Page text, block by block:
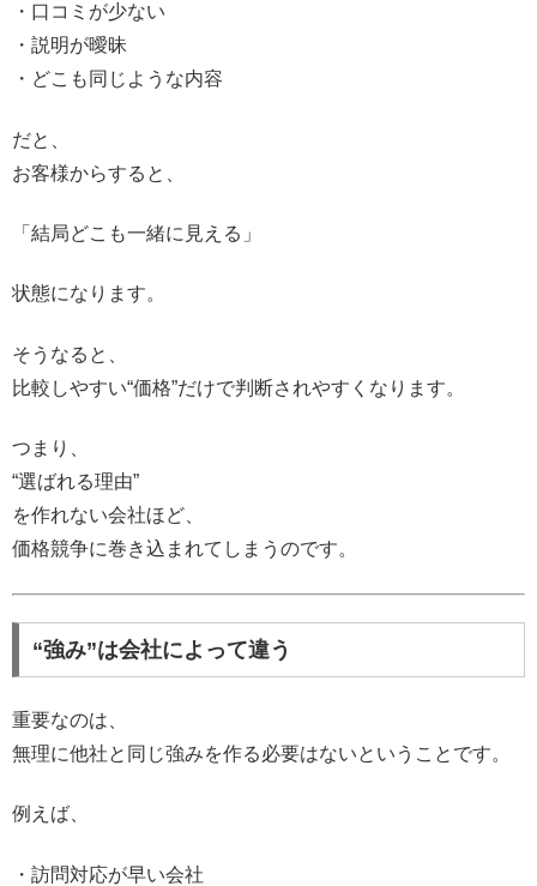
・口コミが少ない
・説明が曖昧
・どこも同じような内容
だと、
お客様からすると、
「結局どこも一緒に見える」
状態になります。
そうなると、
比較しやすい“価格”だけで判断されやすくなります。
つまり、
“選ばれる理由”
を作れない会社ほど、
価格競争に巻き込まれてしまうのです。
“強み”は会社によって違う
重要なのは、
無理に他社と同じ強みを作る必要はないということです。
例えば、
・訪問対応が早い会社